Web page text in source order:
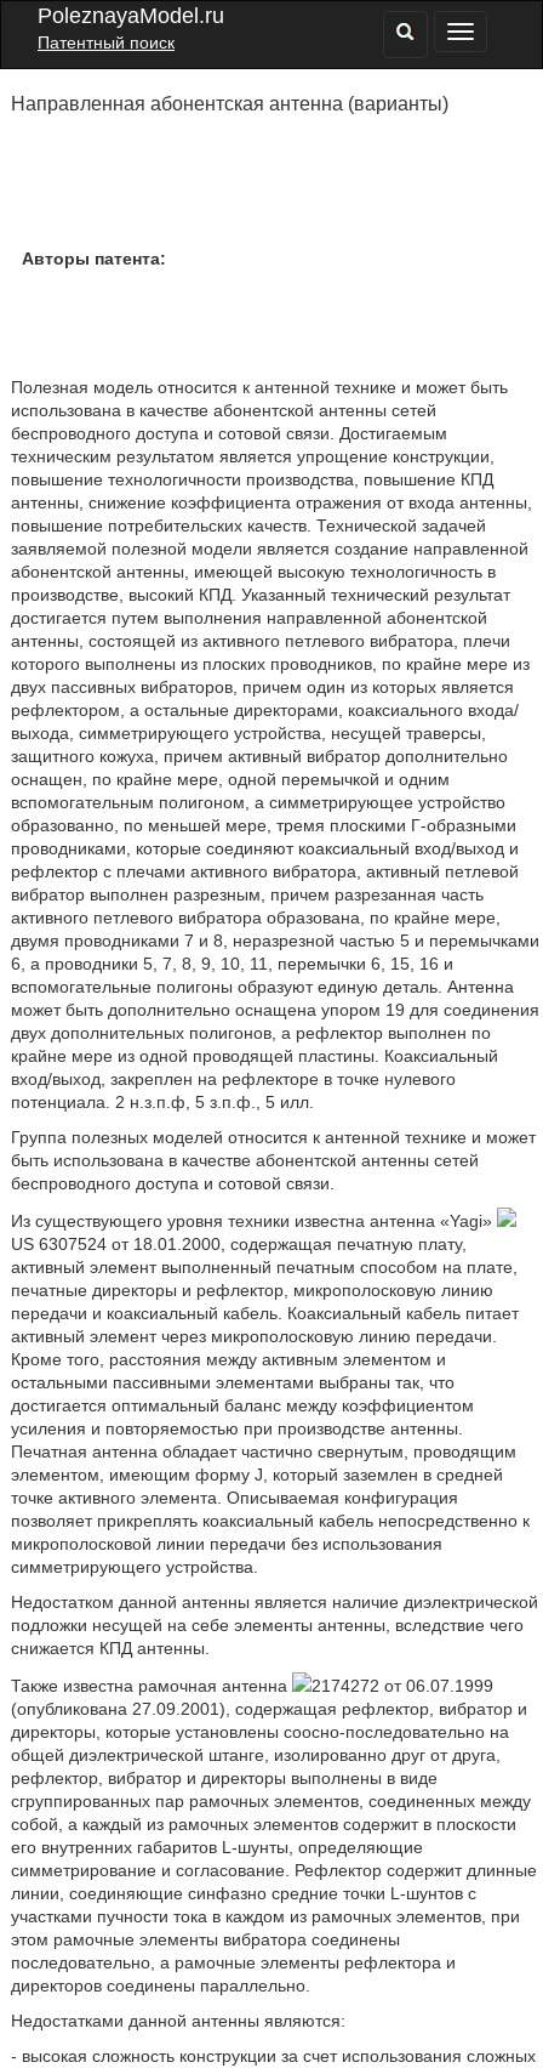
PoleznayaModel.ru
Патентный поиск
Направленная абонентская антенна (варианты)
Авторы патента:
Полезная модель относится к антенной технике и может быть
использована в качестве абонентской антенны сетей
беспроводного доступа и сотовой связи. Достигаемым
техническим результатом является упрощение конструкции,
повышение технологичности производства, повышение КПД
антенны, снижение коэффициента отражения от входа антенны,
повышение потребительских качеств. Технической задачей
заявляемой полезной модели является создание направленной
абонентской антенны, имеющей высокую технологичность в
производстве, высокий КПД. Указанный технический результат
достигается путем выполнения направленной абонентской
антенны, состоящей из активного петлевого вибратора, плечи
которого выполнены из плоских проводников, по крайне мере из
двух пассивных вибраторов, причем один из которых является
рефлектором, а остальные директорами, коаксиального входа/
выхода, симметрирующего устройства, несущей траверсы,
защитного кожуха, причем активный вибратор дополнительно
оснащен, по крайне мере, одной перемычкой и одним
вспомогательным полигоном, а симметрирующее устройство
образованно, по меньшей мере, тремя плоскими Г-образными
проводниками, которые соединяют коаксиальный вход/выход и
рефлектор с плечами активного вибратора, активный петлевой
вибратор выполнен разрезным, причем разрезанная часть
активного петлевого вибратора образована, по крайне мере,
двумя проводниками 7 и 8, неразрезной частью 5 и перемычками
6, а проводники 5, 7, 8, 9, 10, 11, перемычки 6, 15, 16 и
вспомогательные полигоны образуют единую деталь. Антенна
может быть дополнительно оснащена упором 19 для соединения
двух дополнительных полигонов, а рефлектор выполнен по
крайне мере из одной проводящей пластины. Коаксиальный
вход/выход, закреплен на рефлекторе в точке нулевого
потенциала. 2 н.з.п.ф, 5 з.п.ф., 5 илл.
Группа полезных моделей относится к антенной технике и может
быть использована в качестве абонентской антенны сетей
беспроводного доступа и сотовой связи.
Из существующего уровня техники известна антенна «Yagi»
US 6307524 от 18.01.2000, содержащая печатную плату,
активный элемент выполненный печатным способом на плате,
печатные директоры и рефлектор, микрополосковую линию
передачи и коаксиальный кабель. Коаксиальный кабель питает
активный элемент через микрополосковую линию передачи.
Кроме того, расстояния между активным элементом и
остальными пассивными элементами выбраны так, что
достигается оптимальный баланс между коэффициентом
усиления и повторяемостью при производстве антенны.
Печатная антенна обладает частично свернутым, проводящим
элементом, имеющим форму J, который заземлен в средней
точке активного элемента. Описываемая конфигурация
позволяет прикреплять коаксиальный кабель непосредственно к
микрополосковой линии передачи без использования
симметрирующего устройства.
Недостатком данной антенны является наличие диэлектрической
подложки несущей на себе элементы антенны, вследствие чего
снижается КПД антенны.
Также известна рамочная антенна
2174272 от 06.07.1999
(опубликована 27.09.2001), содержащая рефлектор, вибратор и
директоры, которые установлены соосно-последовательно на
общей диэлектрической штанге, изолированно друг от друга,
рефлектор, вибратор и директоры выполнены в виде
сгруппированных пар рамочных элементов, соединенных между
собой, а каждый из рамочных элементов содержит в плоскости
его внутренних габаритов L-шунты, определяющие
симметрирование и согласование. Рефлектор содержит длинные
линии, соединяющие синфазно средние точки L-шунтов с
участками пучности тока в каждом из рамочных элементов, при
этом рамочные элементы вибратора соединены
последовательно, а рамочные элементы рефлектора и
директоров соединены параллельно.
Недостатками данной антенны являются:
- высокая сложность конструкции за счет использования сложных